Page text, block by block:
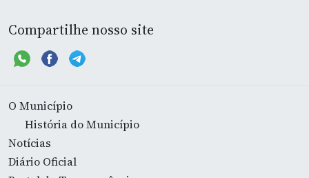
Compartilhe nosso site
O Município
História do Município
Notícias
Diário Oficial